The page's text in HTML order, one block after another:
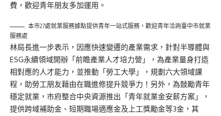
費，歡迎青年朋友多加運用。
本市27處就業服務據點提供青年一站式服務，歡迎青年洽詢臺中市就業
服務處
林局長進一步表示，因應快速變遷的產業需求，針對半導體與
ESG永續領域開辦「前瞻產業人才培力營」，為產業量身打造
相對應的人才能力，並推動「勞工大學」，規劃六大領域課
程，助勞工朋友藉由在職進修提升競爭力！另外，為鼓勵青年
穩定就業，市府整合中央資源推出「青年就業金安薪方案」，
提供跨域補助金、短期職場適應金及上工獎勵金等3金，其